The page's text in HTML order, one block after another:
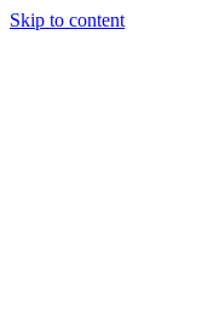
Skip to content